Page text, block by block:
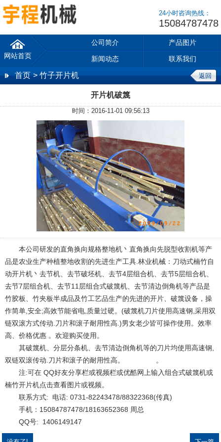
24小时咨询热线：
15084787478
网站首页
公司简介 产品图片
新闻动态 联系我们
首页 > 竹子开片机 返回
开片机破篾
时间：2016-11-01 09:56:13
本公司研发的直角换向规格整地机丶直角换向先脱型收割机等产
品是农业生产种植整地收割的先进生产工具.林业机械：刀动式楠竹自
动开片机丶去节机、去节破坯机、去节4层组合机、去节5层组合机、
去节7层组合机、去节11层组合式破篾机、去节清边倒角机等产品是
竹胶板、竹夹板半成品及竹工艺品生产的先进的开片、破篾设备，操
作简单,安全;高效节能省电,质量过硬。(破篾机刀片使用高速钢,采用双
链双滚方式传动.刀片和滚子耐用性高.)男女老少皆可操作使用。效率
高、价格优惠 。欢迎购买使用。
其破篾机、分层分条机、去节清边倒角机等的刀片均使用高速钢,
双链双滚传动.刀片和滚子的耐用性高。 。
注:可在 QQ好友分享栏或视频栏或优酷网上输入组合式破篾机或
楠竹开片机点击查看图片或视频。
联系方式: 电话: 0731-82243478/88322368(传真)
手机：15084787478/18163652368 周总
QQ号: 1406149147